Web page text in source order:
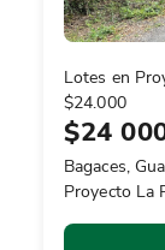
Lotes en
$24.000
$24
Bagaces,
Proyecto La